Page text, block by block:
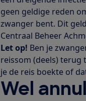
geen geldige reden
zwanger bent. Dit
Centraal Beheer
Let op! Ben je
reissom (deels) terug
je de reis boekte of
Wel